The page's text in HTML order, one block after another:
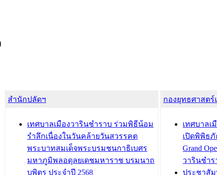
สำนักปลัดฯ
เทศบาลเมืองวารินชำราบ ร่วมพิธีน้อม
รำลึกเนื่องในวันคล้ายวันสวรรคต
พระบาทสมเด็จพระบรมชนกาธิเบศร
มหาภูมิพลอดุลยเดชมหาราช บรมนาถ
บพิตร ประจำปี 2568
กองยุทธศาสต
เทศบาลเ
เปิดพิพิธภั
Grand
วารินชำร
ประชาสัม